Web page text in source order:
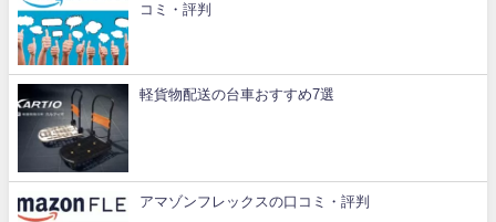
コミ・評判
軽貨物配送の台車おすすめ7選
アマゾンフレックスの口コミ・評判